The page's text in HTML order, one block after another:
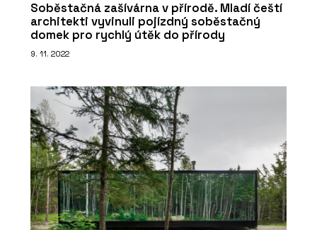
SLUŽBY
Program JAVORINA PRO - BeOak by
Javorina
Soběstačná zašívárna v přírodě. Mladí čeští
architekti vyvinuli pojízdný soběstačný
domek pro rychlý útěk do přírody
9. 11. 2022